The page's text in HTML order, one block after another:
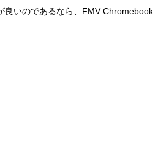
良いのであるなら、FMV Chromebook